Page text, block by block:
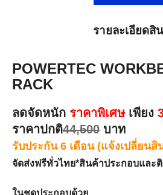
รายละเอียดสิ
POWERTEC
RACK
ลดจัดหนัก ราคาพิเศษ เพียง
ราคาปกติ44,500 บาท
รับประกัน 6 เดือน (แจ้งเปลี่ยน
จัดส่งฟรีทั่วไทย*สินค้าประกอบและติ
ในชุดประกอบด้วย